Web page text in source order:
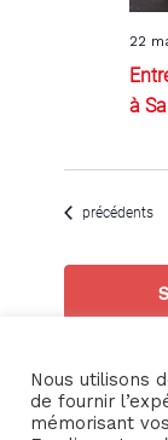
à
22
Évènements
précédents
Nous utilisons
de fournir
mémorisant